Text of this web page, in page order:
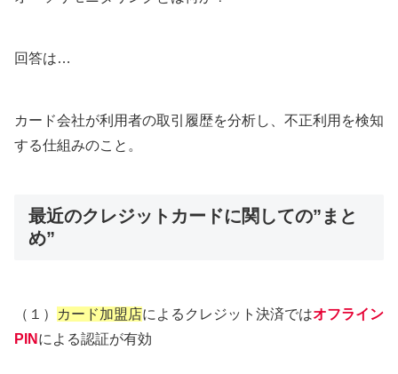
回答は…
カード会社が利用者の取引履歴を分析し、不正利用を検知
する仕組みのこと。
最近のクレジットカードに関しての”まと
め”
（１） カード加盟店によるクレジット決済ではオフライン
PIN による認証が有効